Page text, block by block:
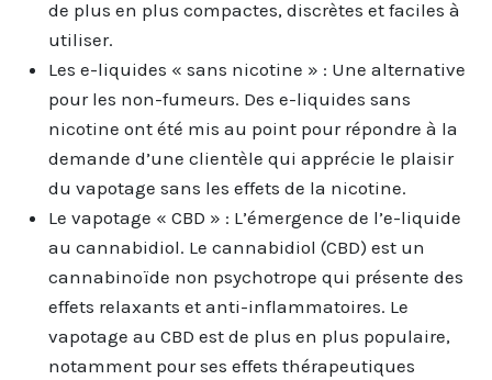
de plus en plus compactes, discrètes et faciles à
utiliser.
Les e-liquides « sans nicotine » : Une alternative
pour les non-fumeurs. Des e-liquides sans
nicotine ont été mis au point pour répondre à la
demande d’une clientèle qui apprécie le plaisir
du vapotage sans les effets de la nicotine.
Le vapotage « CBD » : L’émergence de l’e-liquide
au cannabidiol. Le cannabidiol (CBD) est un
cannabinoïde non psychotrope qui présente des
effets relaxants et anti-inflammatoires. Le
vapotage au CBD est de plus en plus populaire,
notamment pour ses effets thérapeutiques